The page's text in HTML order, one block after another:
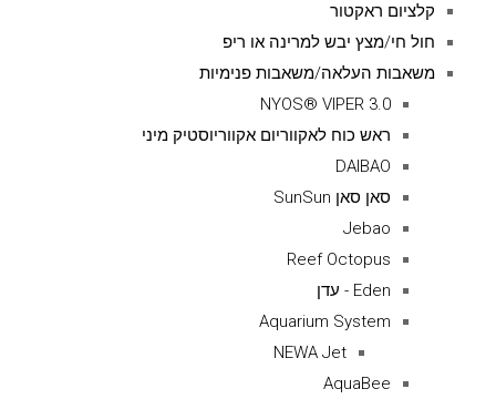
קלציום ראקטור
חול חי/מצץ יבש למרינה או ריפ
משאבות העלאה/משאבות פנימיות
NYOS® VIPER 3.0
ראש כוח לאקווריום אקווריוסטיק מיני
DAIBAO
סאן סאן SunSun
Jebao
Reef Octopus
Eden - עדן
Aquarium System
NEWA Jet
AquaBee